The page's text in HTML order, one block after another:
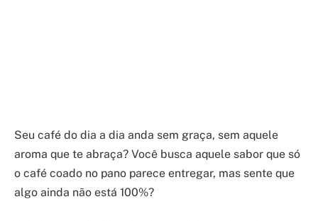
Seu café do dia a dia anda sem graça, sem aquele
aroma que te abraça? Você busca aquele sabor que só
o café coado no pano parece entregar, mas sente que
algo ainda não está 100%?